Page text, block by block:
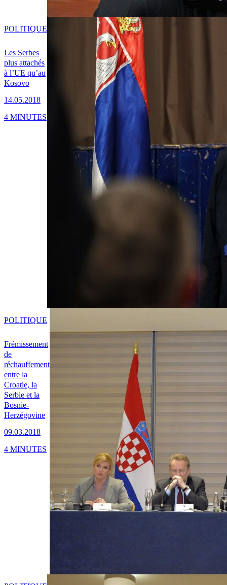
Les Serbes
plus attachés
à l’UE qu’au
Kosovo
14.05.2018
POLITIQUE
4 MINUTES
Frémissement
de
réchauffement
entre la
Croatie, la
Serbie et la
Bosnie-
Herzégovine
09.03.2018
POLITIQUE
4 MINUTES